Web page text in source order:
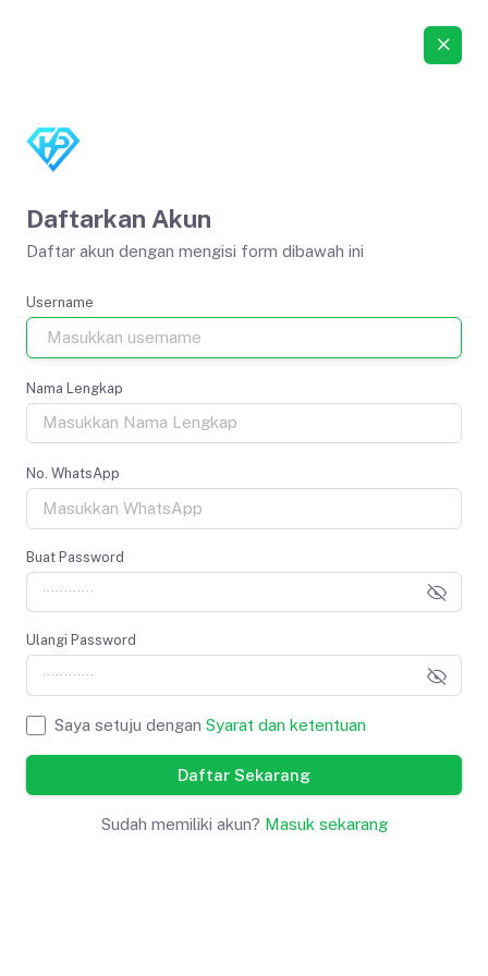
Daftarkan Akun
Daftar akun dengan mengisi form dibawah ini
Username
Nama Lengkap
No. WhatsApp
Buat Password
Ulangi Password
Saya setuju dengan Syarat dan ketentuan
Daftar Sekarang
Sudah memiliki akun? Masuk sekarang